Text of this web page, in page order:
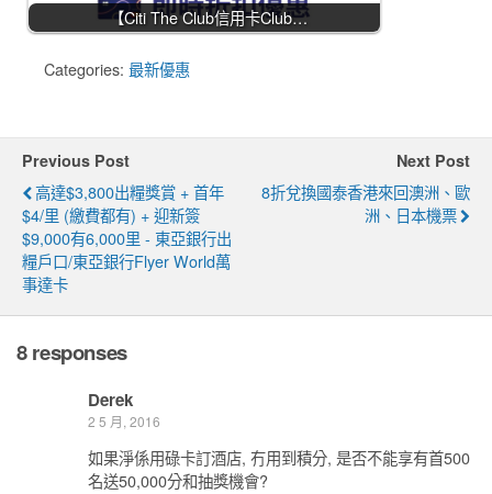
【Citi The Club信用卡Club…
Categories: 最新優惠
Previous Post
高達$3,800出糧獎賞 + 首年
$4/里 (繳費都有) + 迎新簽
$9,000有6,000里 - 東亞銀行出
糧戶口/東亞銀行Flyer World萬
事達卡
Next Post
8折兌換國泰香港來回澳洲、歐
洲、日本機票
8 responses
Derek
2 5 月, 2016
如果淨係用碌卡訂酒店, 冇用到積分, 是否不能享有首500
名送50,000分和抽獎機會?